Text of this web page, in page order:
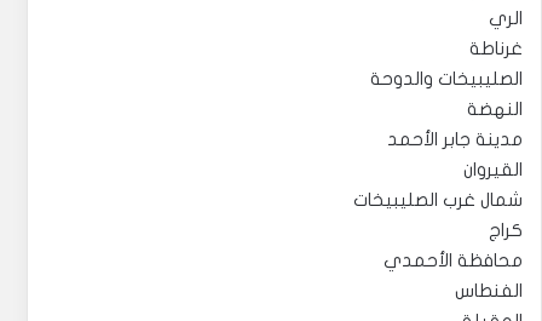
الري
غرناطة
الصليبيخات والدوحة
النهضة
مدينة جابر الأحمد
القيروان
شمال غرب الصليبيخات
كراج
محافظة الأحمدي
الفنطاس